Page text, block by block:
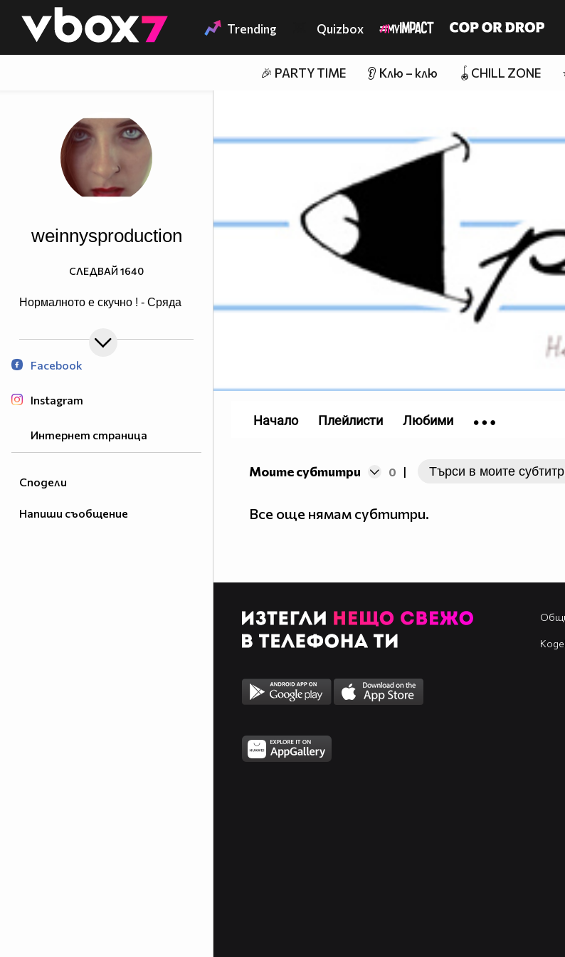
👾 Trending Quizbox
🎉 PARTY TIME 👂 Клю – клю 🪀CHILL ZONE
Сподели
Напиши съобщение
weinnysproduction
Нормалното е скучно ! - Сряда
СЛЕДВАЙ 1640
Facebook
Instagram
Интернет страница
Моите субтитри 0 |
Все още нямам субтитри.
Начало Плейлисти Любими